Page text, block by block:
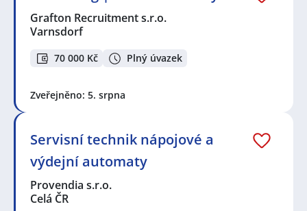
Grafton Recruitment s.r.o.
Varnsdorf
70 000 Kč Plný úvazek
Zveřejněno: 5. srpna
Servisní technik nápojové a
výdejní automaty
Provendia s.r.o.
Celá ČR